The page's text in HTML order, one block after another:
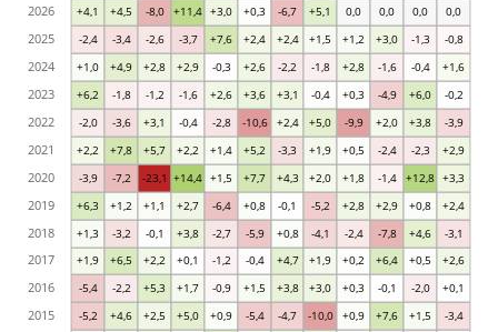
-5,2 +4,6 +2,5 +5,0 +0,9 -5,4 -4,7 -10,0 +0,9 +7,6 +1,5 -3,4
-5,4 -2,2 +5,3 +1,7 -0,9 +1,5 +3,8 +3,0 +0,3 -0,1 -2,0 +0,1
+1,9 +6,5 +2,2 +0,1 -1,2 -0,4 +4,7 +1,9 +0,2 +6,4 +0,5 +2,6
+1,3 -3,2 -0,1 +3,8 -2,7 -5,9 +0,8 -4,1 -2,4 -7,8 +4,6 -3,1
+6,3 +1,2 +1,1 +2,7 -6,4 +0,8 -0,1 -5,2 +2,8 +2,9 +0,8 +2,4
-3,9 -7,2 -23,1 +14,4 +1,5 +7,7 +4,3 +2,0 +1,8 -1,4 +12,8 +3,3
+2,2 +7,8 +5,7 +2,2 +1,4 +5,2 -3,3 +1,9 +0,5 -2,4 -2,3 +2,9
-2,0 -3,6 +3,1 -0,4 -2,8 -10,6 +2,4 +5,0 -9,9 +2,0 +3,8 -3,9
+6,2 -1,8 -1,2 -1,6 +2,6 +3,6 +3,1 -0,4 +0,3 -4,9 +6,0 -0,2
+1,0 +4,9 +2,8 +2,9 -0,3 +2,6 -2,2 -1,8 +2,8 -1,6 -0,4 +1,6
-2,4 -3,4 -2,6 -3,7 +7,6 +2,4 +2,4 +1,5 +1,2 +3,0 -1,3 -0,8
+4,1 +4,5 -8,0 +11,4 +3,0 +0,3 -6,7 +5,1 0,0 0,0 0,0 0,0
2015
2016
2017
2018
2019
2020
2021
2022
2023
2024
2025
2026